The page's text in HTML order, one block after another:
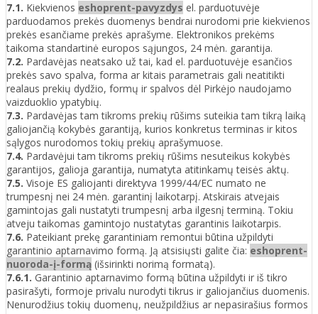
7.1. Kiekvienos eshoprent-pavyzdys el. parduotuvėje
parduodamos prekės duomenys bendrai nurodomi prie kiekvienos
prekės esančiame prekės aprašyme. Elektronikos prekėms
taikoma standartinė europos sąjungos, 24 mėn. garantija.
7.2. Pardavėjas neatsako už tai, kad el. parduotuvėje esančios
prekės savo spalva, forma ar kitais parametrais gali neatitikti
realaus prekių dydžio, formų ir spalvos dėl Pirkėjo naudojamo
vaizduoklio ypatybių.
7.3. Pardavėjas tam tikroms prekių rūšims suteikia tam tikrą laiką
galiojančią kokybės garantiją, kurios konkretus terminas ir kitos
sąlygos nurodomos tokių prekių aprašymuose.
7.4. Pardavėjui tam tikroms prekių rūšims nesuteikus kokybės
garantijos, galioja garantija, numatyta atitinkamų teisės aktų.
7.5. Visoje ES galiojanti direktyva 1999/44/EC numato ne
trumpesnį nei 24 mėn. garantinį laikotarpį. Atskirais atvejais
gamintojas gali nustatyti trumpesnį arba ilgesnį terminą. Tokiu
atveju taikomas gamintojo nustatytas garantinis laikotarpis.
7.6. Pateikiant prekę garantiniam remontui būtina užpildyti
garantinio aptarnavimo formą. Ją atsisiųsti galite čia: eshoprent-
nuoroda-į-formą (išsirinkti norimą formatą).
7.6.1. Garantinio aptarnavimo formą būtina užpildyti ir iš tikro
pasirašyti, formoje privalu nurodyti tikrus ir galiojančius duomenis.
Nenurodžius tokių duomenų, neužpildžius ar nepasirašius formos